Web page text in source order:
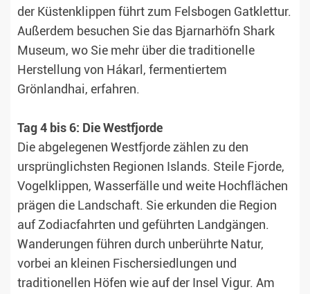
der Küstenklippen führt zum Felsbogen Gatklettur.
Außerdem besuchen Sie das Bjarnarhöfn Shark
Museum, wo Sie mehr über die traditionelle
Herstellung von Hákarl, fermentiertem
Grönlandhai, erfahren.
Tag 4 bis 6: Die Westfjorde
Die abgelegenen Westfjorde zählen zu den
ursprünglichsten Regionen Islands. Steile Fjorde,
Vogelklippen, Wasserfälle und weite Hochflächen
prägen die Landschaft. Sie erkunden die Region
auf Zodiacfahrten und geführten Landgängen.
Wanderungen führen durch unberührte Natur,
vorbei an kleinen Fischersiedlungen und
traditionellen Höfen wie auf der Insel Vigur. Am